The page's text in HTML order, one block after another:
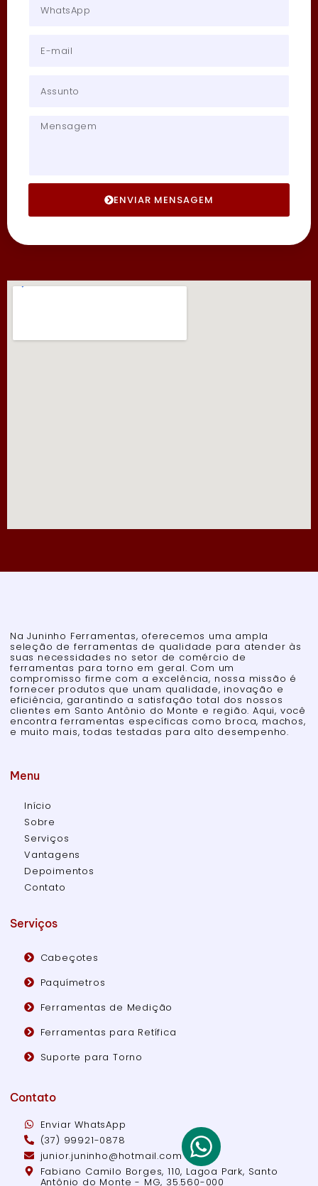
ENVIAR MENSAGEM
Na Juninho Ferramentas, oferecemos uma ampla
seleção de ferramentas de qualidade para atender às
suas necessidades no setor de comércio de
ferramentas para torno em geral. Com um
compromisso firme com a excelência, nossa missão é
fornecer produtos que unam qualidade, inovação e
eficiência, garantindo a satisfação total dos nossos
clientes em Santo Antônio do Monte e região. Aqui, você
encontra ferramentas específicas como broca, machos,
e muito mais, todas testadas para alto desempenho.
Menu
Início
Sobre
Serviços
Vantagens
Depoimentos
Contato
Serviços
Cabeçotes
Paquímetros
Ferramentas de Medição
Ferramentas para Retífica
Suporte para Torno
Contato
Enviar WhatsApp
(37) 99921-0878
junior.juninho@hotmail.com
Fabiano Camilo Borges, 110, Lagoa Park, Santo
Antônio do Monte - MG, 35.560-000